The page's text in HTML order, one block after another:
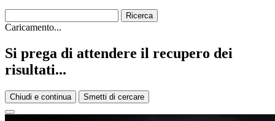
Caricamento...
Si prega di attendere il recupero dei
risultati...
Chiudi e continua Smetti di cercare